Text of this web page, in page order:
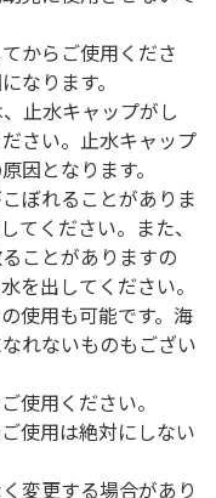
からご使用くださ
なります。
止水キャップがし
さい。止水キャップ
因となります。
ぼれることがありま
てください。また、
ことがありますの
を出してください。
使用も可能です。海
れないものもござい
使用ください。
使用は絶対にしない
変更する場合があり